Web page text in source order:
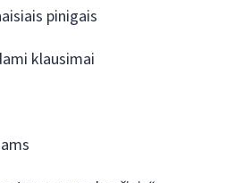
pinigais
klausimai